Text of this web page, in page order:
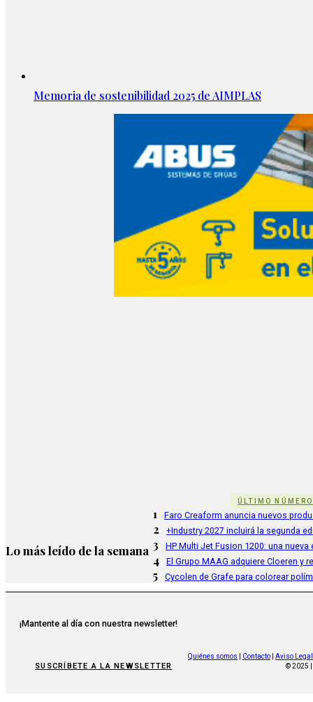
Memoria de sostenibilidad 2025 de AIMPLAS
ÚLTIMO NÚMERO
Lo más leído de la semana
1 Faro Creaform anuncia nuevos
2 +Industry 2027 incluirá la segunda
3 HP Multi Jet Fusion 1200: una
4 El Grupo MAAG adquiere Cloeren
5 Cycolen de Grafe para colorear
¡Mantente al día con nuestra newsletter!
SUSCRÍBETE A LA NEWSLETTER
Quiénes somos Contacto
Aviso Legal
© 2025